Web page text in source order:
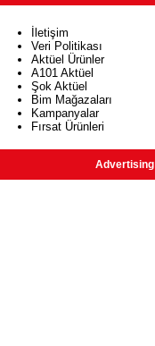
İletişim
Veri Politikası
Aktüel Ürünler
A101 Aktüel
Şok Aktüel
Bim Mağazaları
Kampanyalar
Fırsat Ürünleri
Advertising